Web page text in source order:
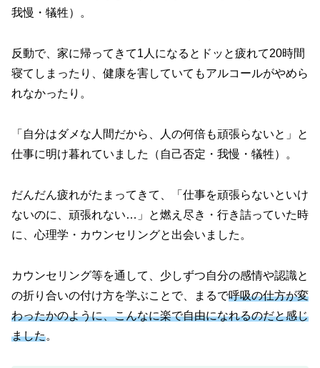
我慢・犠牲）。
反動で、家に帰ってきて1人になるとドッと疲れて20時間
寝てしまったり、健康を害していてもアルコールがやめら
れなかったり。
「自分はダメな人間だから、人の何倍も頑張らないと」と
仕事に明け暮れていました（自己否定・我慢・犠牲）。
だんだん疲れがたまってきて、「仕事を頑張らないといけ
ないのに、頑張れない…」と燃え尽き・行き詰っていた時
に、心理学・カウンセリングと出会いました。
カウンセリング等を通して、少しずつ自分の感情や認識と
の折り合いの付け方を学ぶことで、まるで呼吸の仕方が変
わったかのように、こんなに楽で自由になれるのだと感じ
ました。